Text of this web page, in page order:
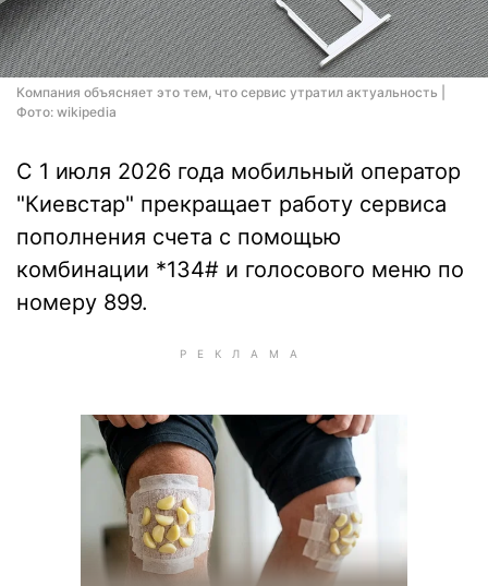
Компания объясняет это тем, что сервис утратил актуальность |
Фото: wikipedia
С 1 июля 2026 года мобильный оператор
"Киевстар" прекращает работу сервиса
пополнения счета с помощью
комбинации *134# и голосового меню по
номеру 899.